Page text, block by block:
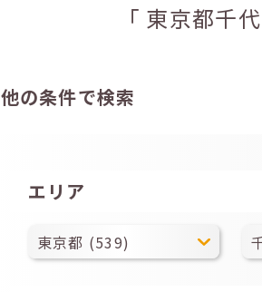
「 東京都千
他の条件で検索
エリア